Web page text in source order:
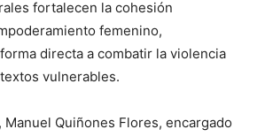
fortalecen la cohesión
femenino,
directa a combatir la violencia
vulnerables.
Quiñones Flores, encargado